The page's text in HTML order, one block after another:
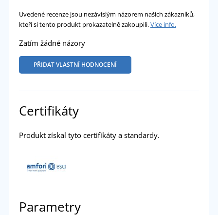
Uvedené recenze jsou nezávislým názorem našich zákazníků,
kteří si tento produkt prokazatelně zakoupili.Více info.
Zatím žádné názory
PŘIDAT VLASTNÍ HODNOCENÍ
Certifikáty
Produkt získal tyto certifikáty a standardy.
Parametry